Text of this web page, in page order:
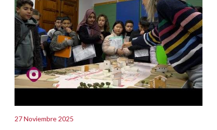
27 Noviembre 2025